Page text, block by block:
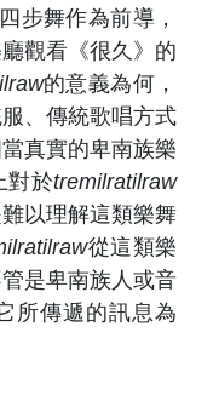
步舞作為前導，
觀看《很久》的
的意義為何，
、傳統歌唱方式
真實的卑南族樂
對於tremilratilraw
以理解這類樂舞
從這類樂
是卑南族人或音
所傳遞的訊息為